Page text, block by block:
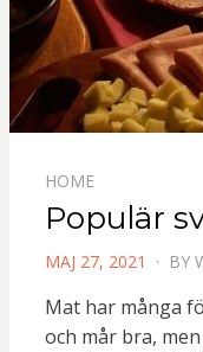
HOME
Populär
POSTED
MAJ 27, 2021 BY
Mat har många
och mår bra,